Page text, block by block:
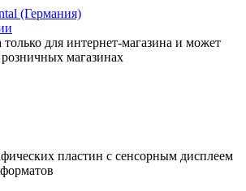
(Германия)
для интернет-магазина и может
магазинах
пластин с сенсорным дисплеем